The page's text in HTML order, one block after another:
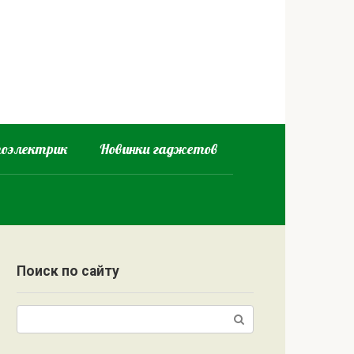
Новинки гаджетов
Поиск по сайту